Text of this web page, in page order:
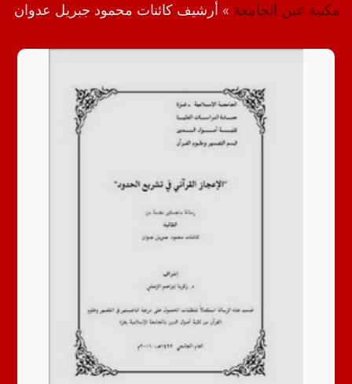
مكتبة عين الجامعة » أرشيف كائنات محمود جبريل عدوان